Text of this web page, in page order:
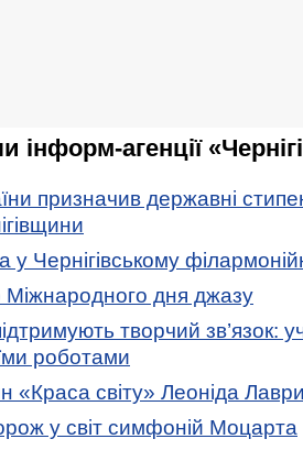
інформ-агенції
призначив державні
у Чернігівському
Міжнародного дня джазу
творчий зв’язок:
роботами
«Краса світу» Леоніда
у світ симфоній Моцарта